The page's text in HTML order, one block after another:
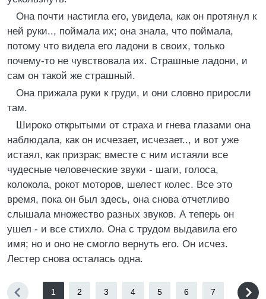
Она почти настигла его, увидела, как он протянул к
ней руки.., поймала их; она знала, что поймала,
потому что видела его ладони в своих, только
почему-то не чувствовала их. Страшные ладони, и
сам он такой же страшный.
Она прижала руки к груди, и они словно приросли
там.
Широко открытыми от страха и гнева глазами она
наблюдала, как он исчезает, исчезает.., и вот уже
истаял, как призрак; вместе с ним истаяли все
чудесные человеческие звуки - шаги, голоса,
колокола, рокот моторов, шелест колес. Все это
время, пока он был здесь, она снова отчетливо
слышала множество разных звуков. А теперь он
ушел - и все стихло. Она с трудом выдавила его
имя; но и оно не смогло вернуть его. Он исчез.
Лестер снова осталась одна.
1 2 3 4 5 6 7